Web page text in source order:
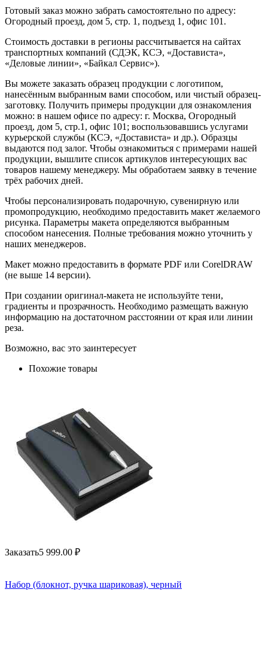
Готовый заказ можно забрать самостоятельно по адресу:
Огородный проезд, дом 5, стр. 1, подъезд 1, офис 101.
Стоимость доставки в регионы рассчитывается на сайтах
транспортных компаний (СДЭК, КСЭ, «Достависта»,
«Деловые линии», «Байкал Сервис»).
Вы можете заказать образец продукции с логотипом,
нанесённым выбранным вами способом, или чистый образец-
заготовку. Получить примеры продукции для ознакомления
можно: в нашем офисе по адресу: г. Москва, Огородный
проезд, дом 5, стр.1, офис 101; воспользовавшись услугами
курьерской службы (КСЭ, «Достависта» и др.). Образцы
выдаются под залог. Чтобы ознакомиться с примерами нашей
продукции, вышлите список артикулов интересующих вас
товаров нашему менеджеру. Мы обработаем заявку в течение
трёх рабочих дней.
Чтобы персонализировать подарочную, сувенирную или
промопродукцию, необходимо предоставить макет желаемого
рисунка. Параметры макета определяются выбранным
способом нанесения. Полные требования можно уточнить у
наших менеджеров.
Макет можно предоставить в формате PDF или CorelDRAW
(не выше 14 версии).
При создании оригинал-макета не используйте тени,
градиенты и прозрачность. Необходимо размещать важную
информацию на достаточном расстоянии от края или линии
реза.
Возможно, вас это заинтересует
Похожие товары
Заказать5 999.00 ₽
Набор (блокнот, ручка шариковая), черный